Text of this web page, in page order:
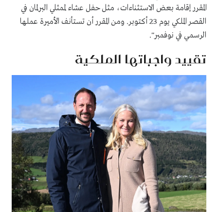
المقرر إقامة بعض الاستثناءات، مثل حفل عشاء لممثلي البرلمان في
القصر الملكي يوم 23 أكتوبر. ومن المقرر أن تستأنف الأميرة عملها
الرسمي في نوفمبر".
تقييد واجباتها الملكية